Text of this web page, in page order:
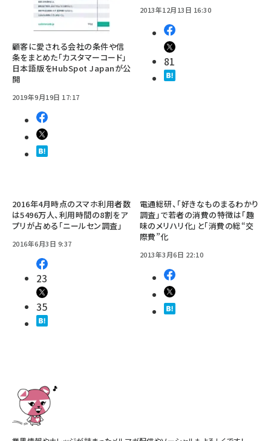
顧客に愛される会社の条件や信
条をまとめた「カスタマーコード」
日本語版をHubSpot Japanが公
開
2019年9月19日 17:17
2013年12月13日 16:30
81
2016年4月時点のスマホ利用者数
は5496万人、利用時間の8割をア
プリが占める「ニールセン調査」
2016年6月3日 9:37
23
35
電通総研、「好きなものまるわかり
調査」で若者の消費の特徴は「趣
味のメリハリ化」と「消費の総“交
際費”化
2013年3月6日 22:10